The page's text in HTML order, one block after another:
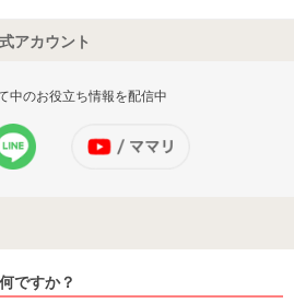
アカウント
中のお役立ち情報を配信中
ですか？